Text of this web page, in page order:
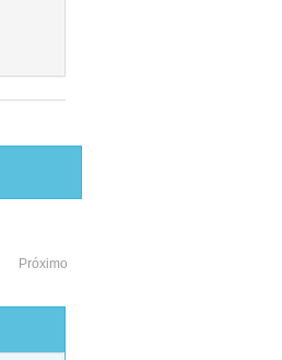
Próximo